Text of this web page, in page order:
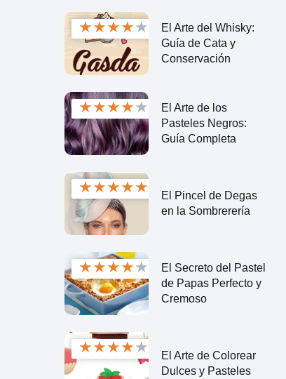
★★★★★
El Arte del Whisky:
Guía de Cata y
Conservación
★★★★★
El Arte de los
Pasteles Negros:
Guía Completa
★★★★★
El Pincel de Degas
en la Sombrerería
★★★★★
El Secreto del Pastel
de Papas Perfecto y
Cremoso
★★★★★
El Arte de Colorear
Dulces y Pasteles